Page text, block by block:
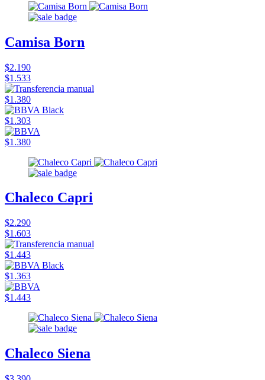
Camisa Born
$2.190
$1.533
$1.380
$1.303
$1.380
Chaleco Capri
$2.290
$1.603
$1.443
$1.363
$1.443
Chaleco Siena